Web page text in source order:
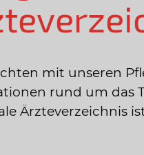
mit unseren
rund um das
Ärzteverzeichnis